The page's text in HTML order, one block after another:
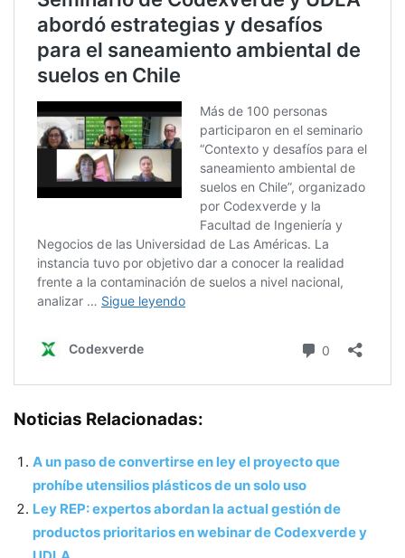
Noticias Relacionadas:
A un paso de convertirse en ley el proyecto que
prohíbe utensilios plásticos de un solo uso
Ley REP: expertos abordan la actual gestión de
productos prioritarios en webinar de Codexverde y